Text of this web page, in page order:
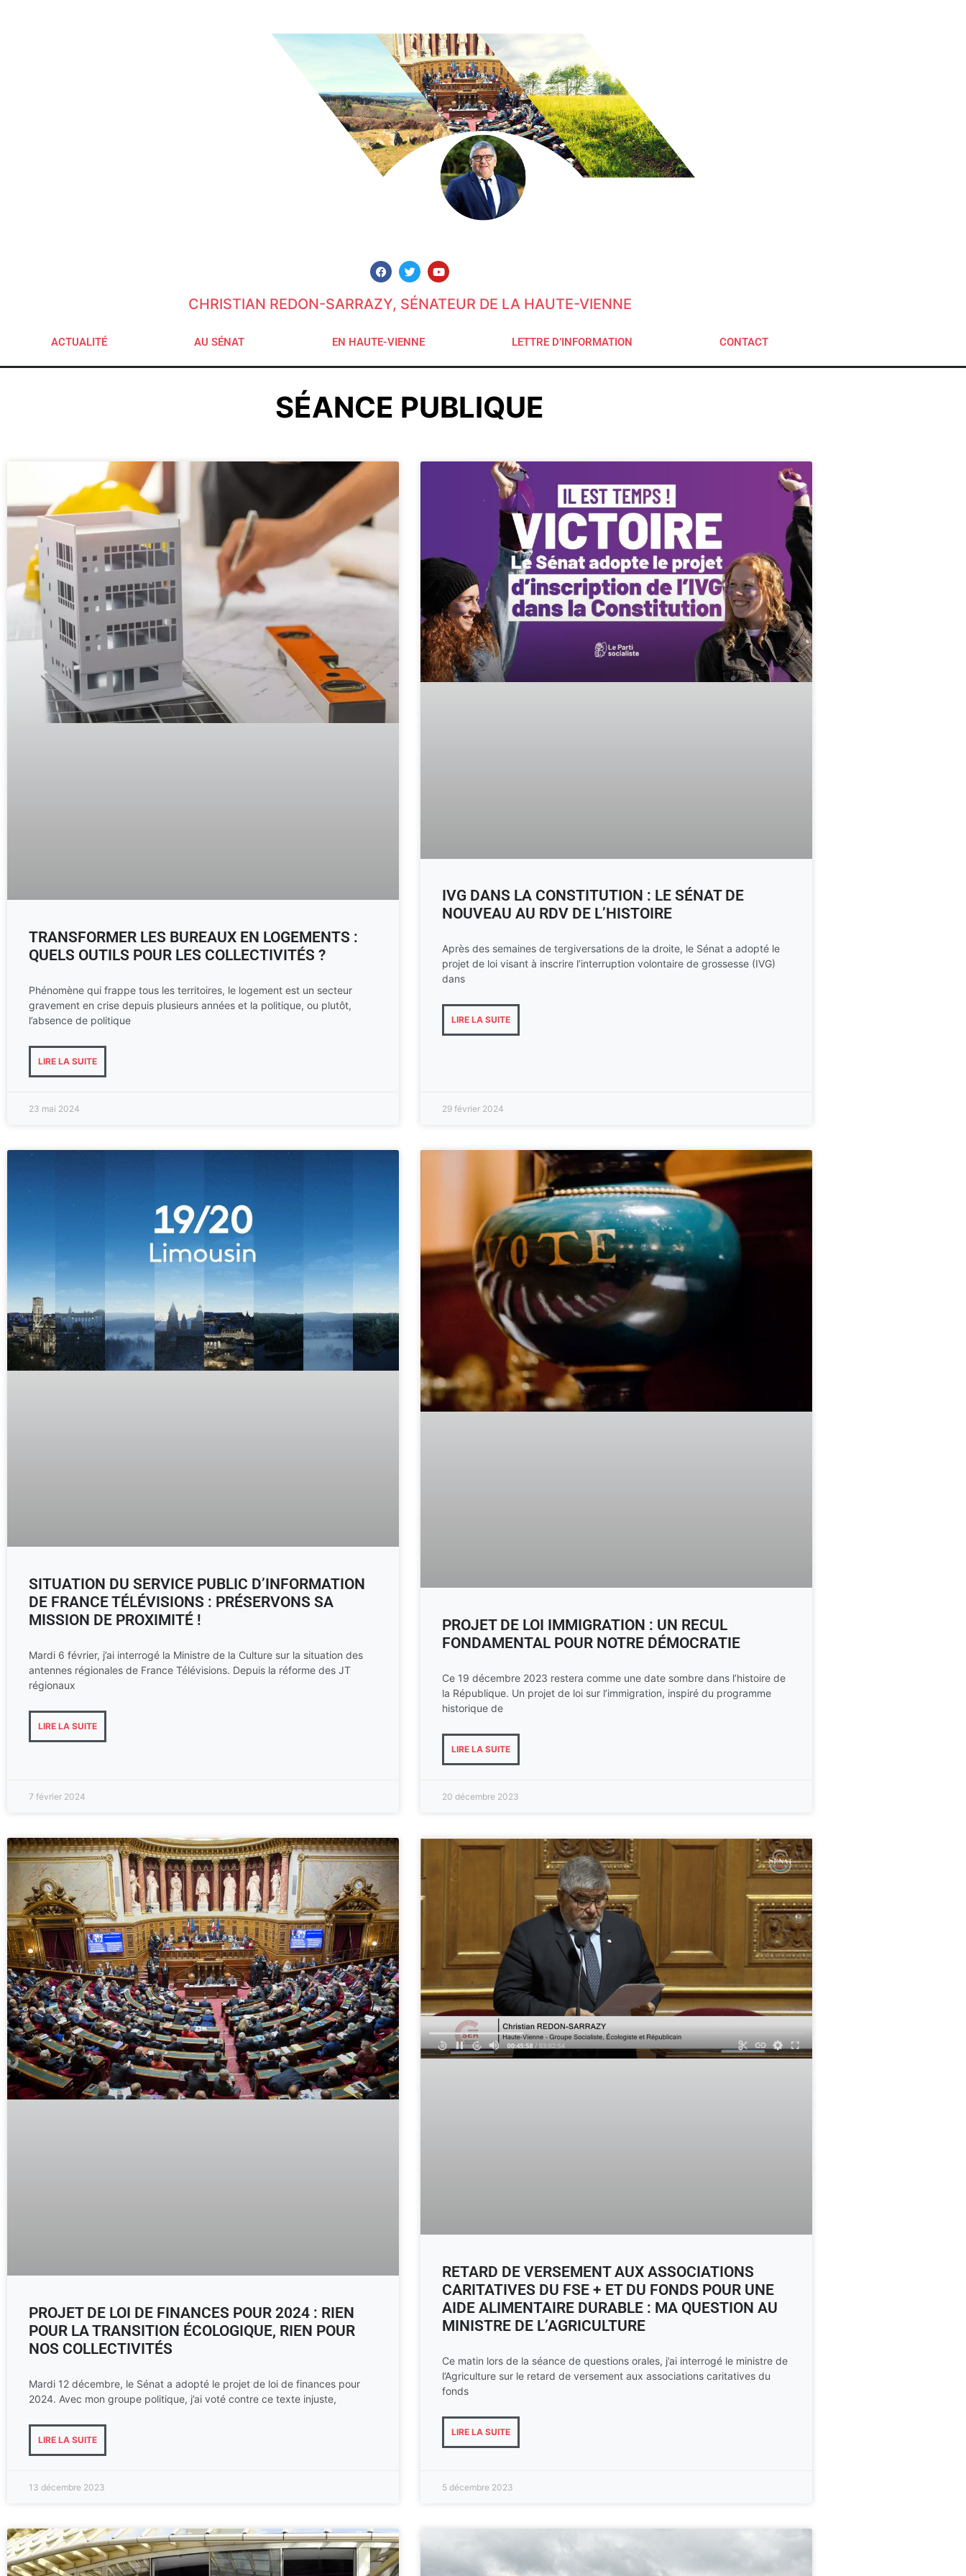
CHRISTIAN REDON-SARRAZY, SÉNATEUR DE LA HAUTE-VIENNE
ACTUALITÉ AU SÉNAT EN HAUTE-VIENNE LETTRE D’INFORMATION CONTACT
SÉANCE PUBLIQUE
TRANSFORMER LES BUREAUX EN LOGEMENTS :
QUELS OUTILS POUR LES COLLECTIVITÉS ?
Phénomène qui frappe tous les territoires, le logement est un secteur
gravement en crise depuis plusieurs années et la politique, ou plutôt,
l’absence de politique
LIRE LA SUITE
23 mai 2024
IVG DANS LA CONSTITUTION : LE SÉNAT DE
NOUVEAU AU RDV DE L’HISTOIRE
Après des semaines de tergiversations de la droite, le Sénat a adopté le
projet de loi visant à inscrire l’interruption volontaire de grossesse (IVG)
dans
LIRE LA SUITE
29 février 2024
SITUATION DU SERVICE PUBLIC D’INFORMATION
DE FRANCE TÉLÉVISIONS : PRÉSERVONS SA
MISSION DE PROXIMITÉ !
Mardi 6 février, j’ai interrogé la Ministre de la Culture sur la situation des
antennes régionales de France Télévisions. Depuis la réforme des JT
régionaux
LIRE LA SUITE
7 février 2024
PROJET DE LOI IMMIGRATION : UN RECUL
FONDAMENTAL POUR NOTRE DÉMOCRATIE
Ce 19 décembre 2023 restera comme une date sombre dans l’histoire de
la République. Un projet de loi sur l’immigration, inspiré du programme
historique de
LIRE LA SUITE
20 décembre 2023
PROJET DE LOI DE FINANCES POUR 2024 : RIEN
POUR LA TRANSITION ÉCOLOGIQUE, RIEN POUR
NOS COLLECTIVITÉS
Mardi 12 décembre, le Sénat a adopté le projet de loi de finances pour
2024. Avec mon groupe politique, j’ai voté contre ce texte injuste,
LIRE LA SUITE
13 décembre 2023
RETARD DE VERSEMENT AUX ASSOCIATIONS
CARITATIVES DU FSE + ET DU FONDS POUR UNE
AIDE ALIMENTAIRE DURABLE : MA QUESTION AU
MINISTRE DE L’AGRICULTURE
Ce matin lors de la séance de questions orales, j’ai interrogé le ministre de
l’Agriculture sur le retard de versement aux associations caritatives du
fonds
LIRE LA SUITE
5 décembre 2023